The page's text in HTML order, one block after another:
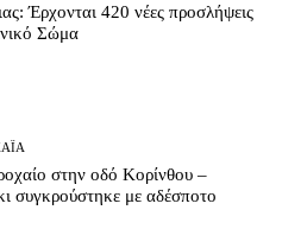
Έρχονται 420 νέες προσλήψεις
Σώμα
στην οδό Κορίνθου –
συγκρούστηκε με αδέσποτο